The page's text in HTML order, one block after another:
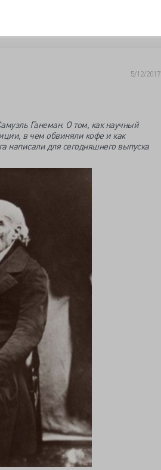
5/12/2017
Ганеман. О том, как научный
в чем обвиняли кофе и как
написали для сегодняшнего выпуска